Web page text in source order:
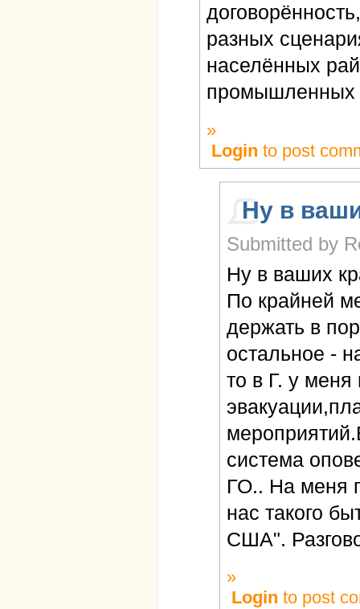
разных
населённых
промышленных
»
Login to post
Ну в
Submitted by
Ну в ваших
По крайней
держать в
остальное -
то в Г. у меня
система
ГО.. На меня
нас такого
США".
»
Login to post